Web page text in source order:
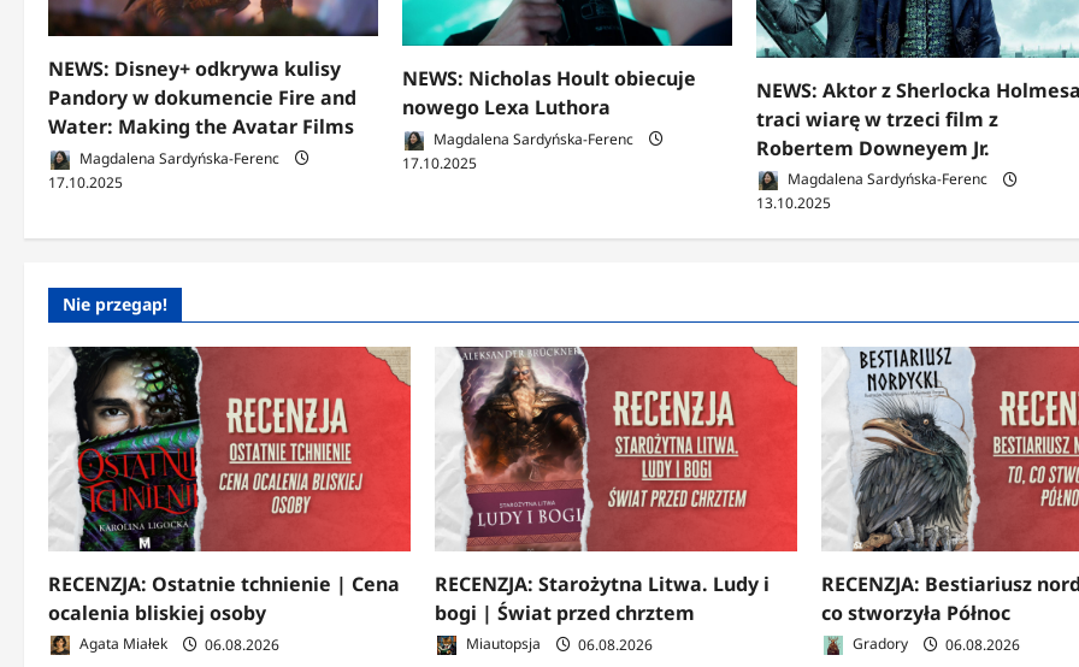
NEWS: Disney+ odkrywa kulisy
Pandory w dokumencie Fire and
Water: Making the Avatar Films
Magdalena Sardyńska-Ferenc
17.10.2025
NEWS: Nicholas Hoult obiecuje
nowego Lexa Luthora
Magdalena Sardyńska-Ferenc
17.10.2025
NEWS: Aktor z Sherlocka
traci wiarę w trzeci film z
Robertem Downeyem Jr.
Magdalena Sardyńska-Ferenc
13.10.2025
Nie przegap!
RECENZJA: Ostatnie tchnienie | Cena
ocalenia bliskiej osoby
Agata Miałek 06.08.2026
RECENZJA: Starożytna Litwa. Ludy i
bogi | Świat przed chrztem
Miautopsja 06.08.2026
RECENZJA: Bestiariusz
co stworzyła Północ
Gradory 06.08.2026